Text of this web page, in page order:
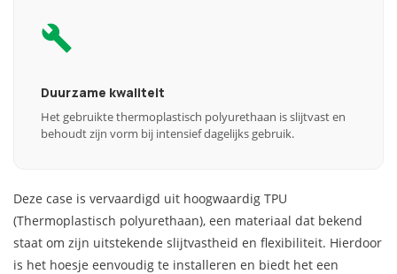
Duurzame kwaliteit
Het gebruikte thermoplastisch polyurethaan is slijtvast en
behoudt zijn vorm bij intensief dagelijks gebruik.
Deze case is vervaardigd uit hoogwaardig TPU
(Thermoplastisch polyurethaan), een materiaal dat bekend
staat om zijn uitstekende slijtvastheid en flexibiliteit. Hierdoor
is het hoesje eenvoudig te installeren en biedt het een